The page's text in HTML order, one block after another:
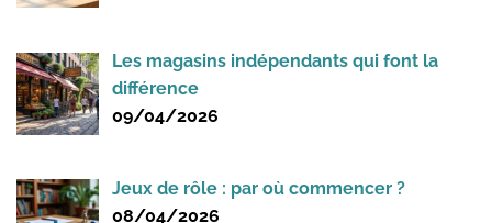
Les magasins indépendants qui font la
différence
09/04/2026
Jeux de rôle : par où commencer ?
08/04/2026